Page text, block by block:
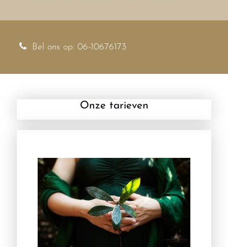
Bel ons op: 06-10676173
Onze tarieven